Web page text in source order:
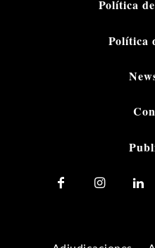
Política
Política